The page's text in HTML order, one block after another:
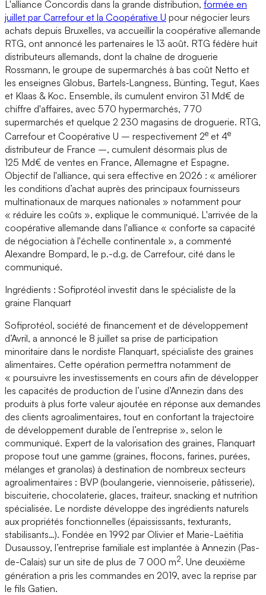
L'alliance Concordis dans la grande distribution, formée en
juillet par Carrefour et la Coopérative U pour négocier leurs
achats depuis Bruxelles, va accueillir la coopérative allemande
RTG, ont annoncé les partenaires le 13 août. RTG fédère huit
distributeurs allemands, dont la chaîne de droguerie
Rossmann, le groupe de supermarchés à bas coût Netto et
les enseignes Globus, Bartels‑Langness, Bünting, Tegut, Kaes
et Klaas & Koc. Ensemble, ils cumulent environ 31 Md€ de
chiffre d'affaires, avec 570 hypermarchés, 770
supermarchés et quelque 2 230 magasins de droguerie. RTG,
Carrefour et Coopérative U – respectivement 2e et 4e
distributeur de France –, cumulent désormais plus de
125 Md€ de ventes en France, Allemagne et Espagne.
Objectif de l'alliance, qui sera effective en 2026 : « améliorer
les conditions d’achat auprès des principaux fournisseurs
multinationaux de marques nationales » notamment pour
« réduire les coûts », explique le communiqué. L'arrivée de la
coopérative allemande dans l'alliance « conforte sa capacité
de négociation à l'échelle continentale », a commenté
Alexandre Bompard, le p.-d.g. de Carrefour, cité dans le
communiqué.
Ingrédients : Sofiprotéol investit dans le spécialiste de la
graine Flanquart
Sofiprotéol, société de financement et de développement
d’Avril, a annoncé le 8 juillet sa prise de participation
minoritaire dans le nordiste Flanquart, spécialiste des graines
alimentaires. Cette opération permettra notamment de
« poursuivre les investissements en cours afin de développer
les capacités de production de l’usine d’Annezin dans des
produits à plus forte valeur ajoutée en réponse aux demandes
des clients agroalimentaires, tout en confortant la trajectoire
de développement durable de l’entreprise », selon le
communiqué. Expert de la valorisation des graines, Flanquart
propose tout une gamme (graines, flocons, farines, purées,
mélanges et granolas) à destination de nombreux secteurs
agroalimentaires : BVP (boulangerie, viennoiserie, pâtisserie),
biscuiterie, chocolaterie, glaces, traiteur, snacking et nutrition
spécialisée. Le nordiste développe des ingrédients naturels
aux propriétés fonctionnelles (épaississants, texturants,
stabilisants…). Fondée en 1992 par Olivier et Marie-Laëtitia
Dusaussoy, l’entreprise familiale est implantée à Annezin (Pas-
de-Calais) sur un site de plus de 7 000 m2. Une deuxième
génération a pris les commandes en 2019, avec la reprise par
le fils Gatien.